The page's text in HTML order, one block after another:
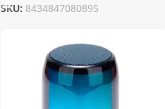
SKU: 8434847080895